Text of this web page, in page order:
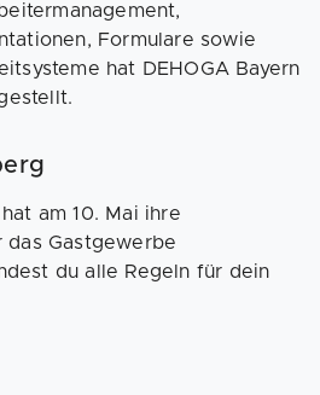
Formulare sowie
hat DEHOGA Bayern
am 10. Mai ihre
das Gastgewerbe
du alle Regeln für dein